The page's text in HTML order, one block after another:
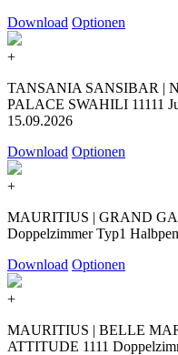
Download Optionen
+
TANSANIA SANSIBAR |
PALACE SWAHILI 11111
15.09.2026
Download Optionen
+
MAURITIUS | GRAND
Doppelzimmer Typ1
Download Optionen
+
MAURITIUS | BELLE
ATTITUDE 1111